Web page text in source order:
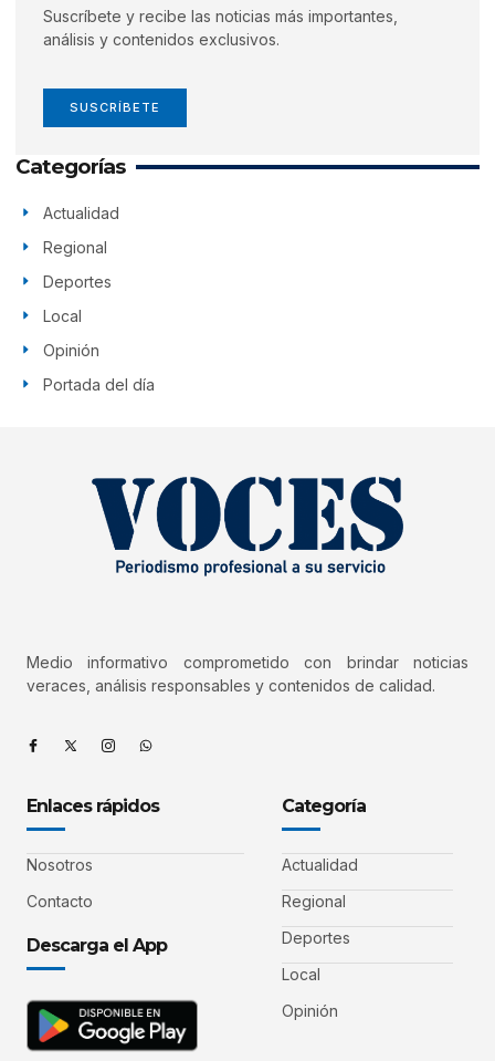
Suscríbete y recibe las noticias más importantes,
análisis y contenidos exclusivos.
SUSCRÍBETE
Categorías
Actualidad
Regional
Deportes
Local
Opinión
Portada del día
Medio informativo comprometido con brindar noticias
veraces, análisis responsables y contenidos de calidad.
Enlaces rápidos
Nosotros
Contacto
Descarga el App
Categoría
Actualidad
Regional
Deportes
Local
Opinión